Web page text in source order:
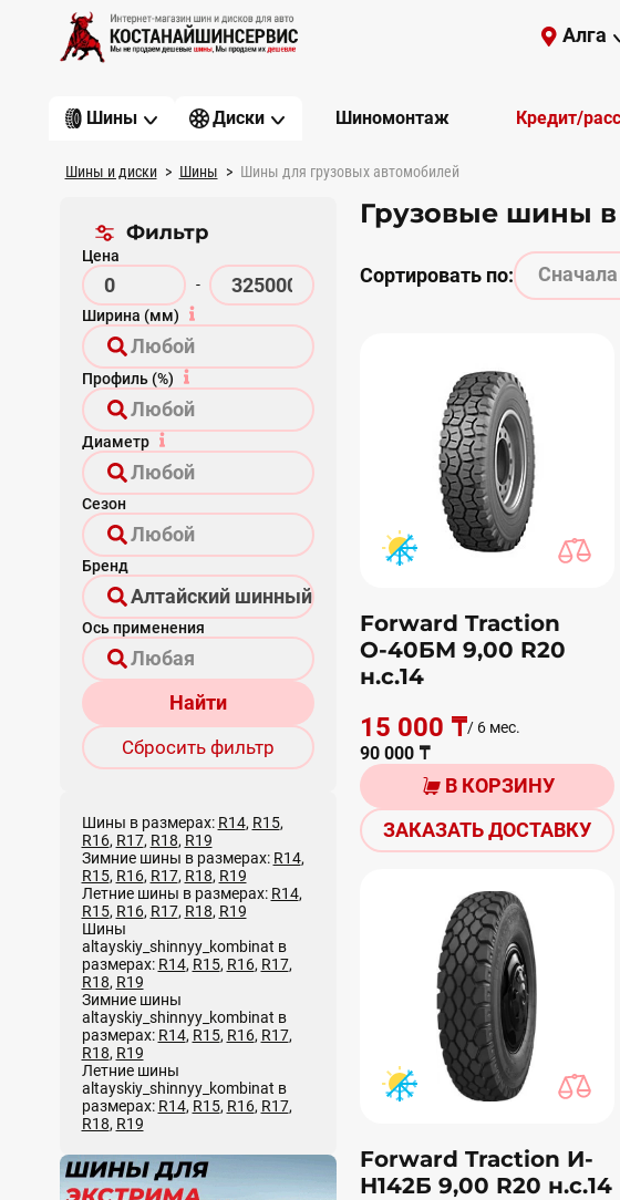
Алга
Шины Диски Шиномонтаж Кредит/
Шины и диски Шины Шины для грузовых автомобилей
Фильтр
Цена
-
Ширина (мм)
Профиль (%)
Диаметр
Сезон
Бренд
Ось применения
Найти
Сбросить фильтр
Шины в размерах: R14, R15,
R16, R17, R18, R19
Зимние шины в размерах: R14,
R15, R16, R17, R18, R19
Летние шины в размерах: R14,
R15, R16, R17, R18, R19
Шины
altayskiy_shinnyy_kombinat в
размерах: R14, R15, R16, R17,
R18, R19
Зимние шины
altayskiy_shinnyy_kombinat в
размерах: R14, R15, R16, R17,
R18, R19
Летние шины
altayskiy_shinnyy_kombinat в
размерах: R14, R15, R16, R17,
R18, R19
Грузовые шины
Сортировать по:
Forward Traction
О-40БМ 9,00 R20
н.с.14
15 000 ₸/ 6 мес.
90 000 ₸
В КОРЗИНУ
ЗАКАЗАТЬ ДОСТАВКУ
Forward Traction И-
Н142Б 9,00 R20 н.с.14